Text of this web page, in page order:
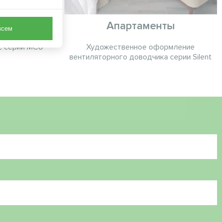
MCU
Апартаменты
Художественное оформление
вентиляторного доводчика серии Silent